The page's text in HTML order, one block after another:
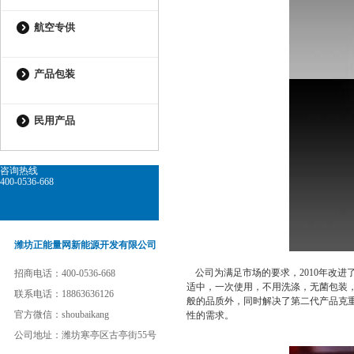
航空专供
产品包装
民用产品
咨询热线
400-0536-668
潍坊正能量网新能源开发有限公司
招商电话：400-0536-668
联系电话：18863636126
官方微信：shoubaikang
公司地址：潍坊寒亭区古亭街55号
公司为满足市场的要求， 2010年改进了
适中，一次使用，不用洗涤，无菌包
般的品质外，同时解决了第二代产品克重
性的需求。